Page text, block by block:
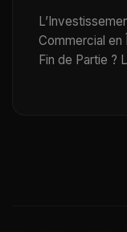
Commercial en
Fin de Partie ?